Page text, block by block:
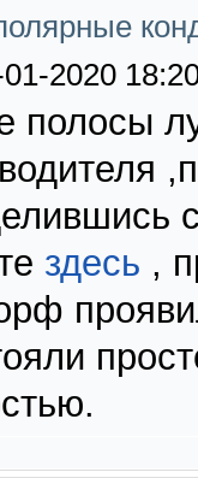
2020
полосы
здесь ,